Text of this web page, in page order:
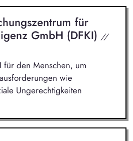
für
GmbH (DFKI) //
für den Menschen, um
wie
Ungerechtigkeiten